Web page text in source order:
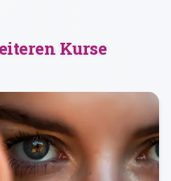
Kurse